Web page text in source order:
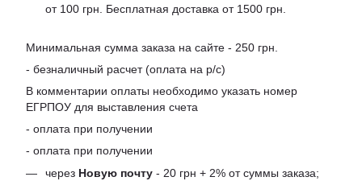
от 100 грн. Бесплатная доставка от 1500 грн.
Минимальная сумма заказа на сайте - 250 грн.
- безналичный расчет (оплата на р/с)
В комментарии оплаты необходимо указать номер
ЕГРПОУ для выставления счета
- оплата при получении
- оплата при получении
через Новую почту - 20 грн + 2% от суммы заказа;